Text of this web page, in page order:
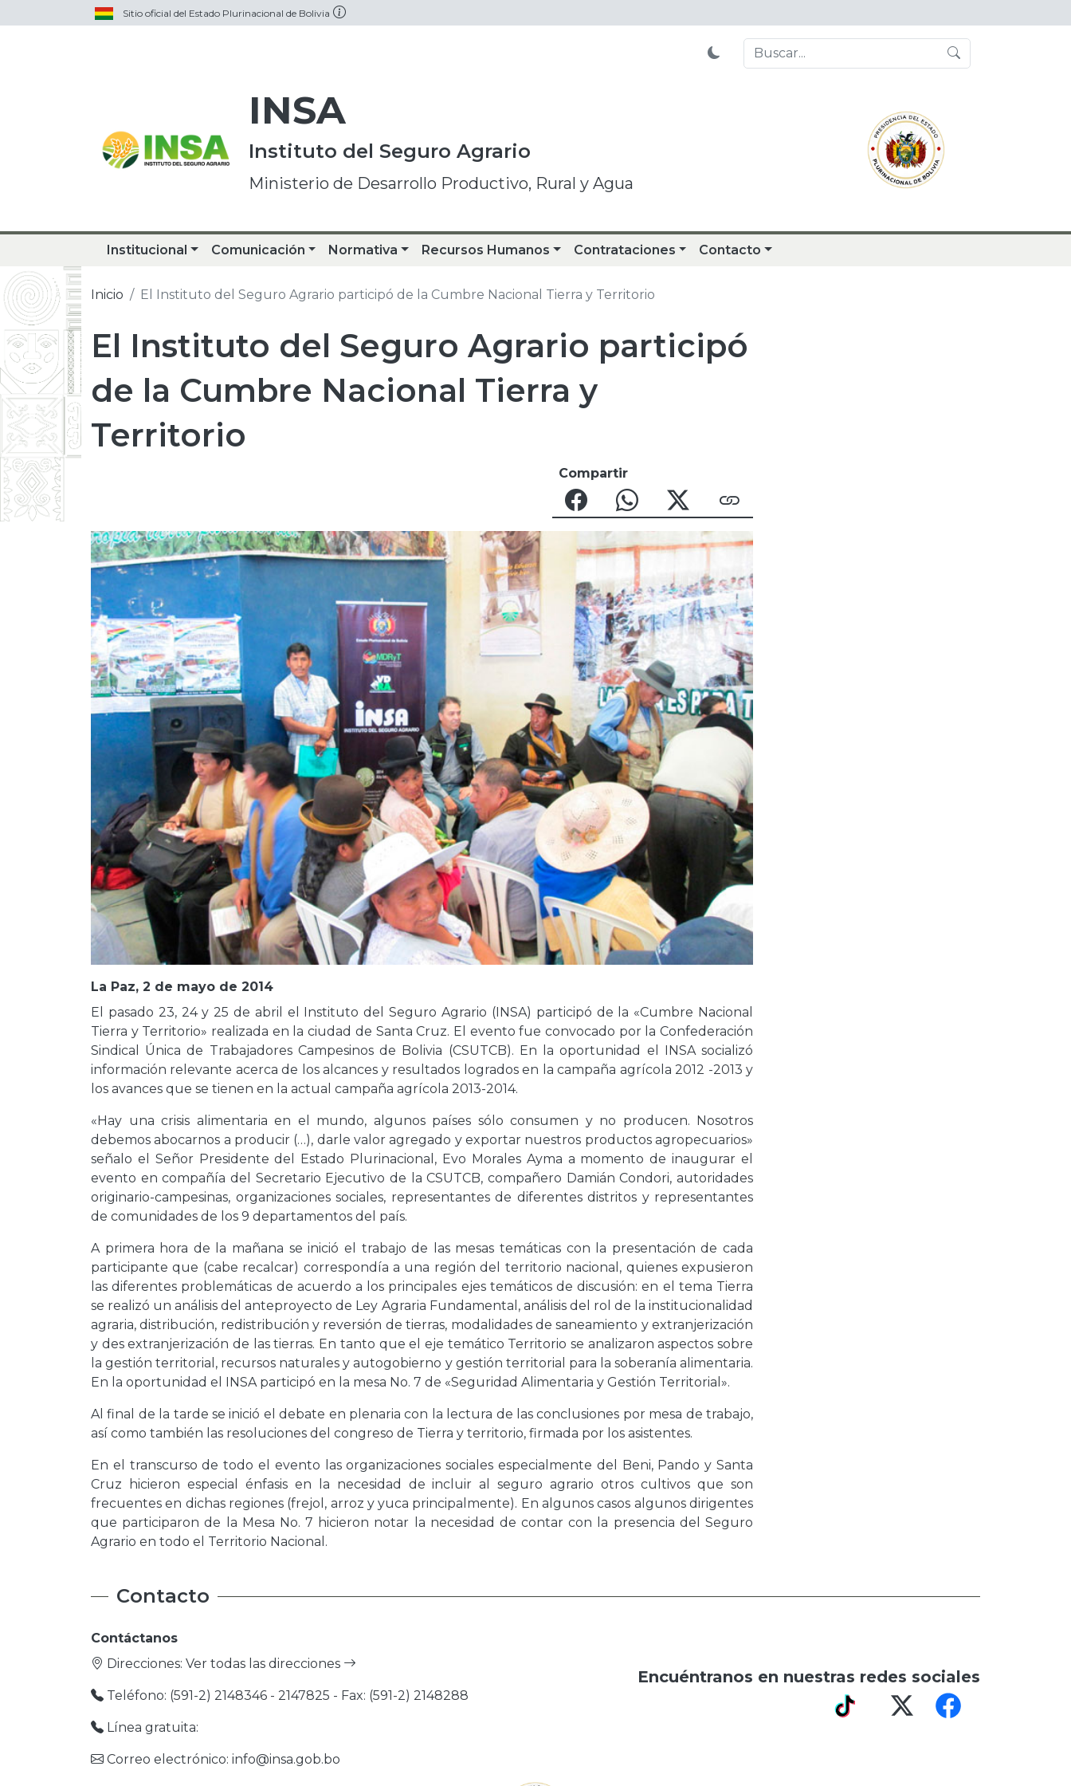
Sitio oficial del Estado Plurinacional de Bolivia
INSA
Instituto del Seguro Agrario
Ministerio de Desarrollo Productivo, Rural y Agua
Institucional Comunicación Normativa Recursos Humanos Contrataciones Contacto
Inicio El Instituto del Seguro Agrario participó de la Cumbre Nacional Tierra y Territorio
El Instituto del Seguro Agrario participó
de la Cumbre Nacional Tierra y
Territorio
Compartir
La Paz, 2 de mayo de 2014
El pasado 23, 24 y 25 de abril el Instituto del Seguro Agrario (INSA) participó de la «Cumbre Nacional
Tierra y Territorio» realizada en la ciudad de Santa Cruz. El evento fue convocado por la Confederación
Sindical Única de Trabajadores Campesinos de Bolivia (CSUTCB). En la oportunidad el INSA socializó
información relevante acerca de los alcances y resultados logrados en la campaña agrícola 2012 -2013 y
los avances que se tienen en la actual campaña agrícola 2013-2014.
«Hay una crisis alimentaria en el mundo, algunos países sólo consumen y no producen. Nosotros
debemos abocarnos a producir (…), darle valor agregado y exportar nuestros productos agropecuarios»
señalo el Señor Presidente del Estado Plurinacional, Evo Morales Ayma a momento de inaugurar el
evento en compañía del Secretario Ejecutivo de la CSUTCB, compañero Damián Condori, autoridades
originario-campesinas, organizaciones sociales, representantes de diferentes distritos y representantes
de comunidades de los 9 departamentos del país.
A primera hora de la mañana se inició el trabajo de las mesas temáticas con la presentación de cada
participante que (cabe recalcar) correspondía a una región del territorio nacional, quienes expusieron
las diferentes problemáticas de acuerdo a los principales ejes temáticos de discusión: en el tema Tierra
se realizó un análisis del anteproyecto de Ley Agraria Fundamental, análisis del rol de la institucionalidad
agraria, distribución, redistribución y reversión de tierras, modalidades de saneamiento y extranjerización
y des extranjerización de las tierras. En tanto que el eje temático Territorio se analizaron aspectos sobre
la gestión territorial, recursos naturales y autogobierno y gestión territorial para la soberanía alimentaria.
En la oportunidad el INSA participó en la mesa No. 7 de «Seguridad Alimentaria y Gestión Territorial».
Al final de la tarde se inició el debate en plenaria con la lectura de las conclusiones por mesa de trabajo,
así como también las resoluciones del congreso de Tierra y territorio, firmada por los asistentes.
En el transcurso de todo el evento las organizaciones sociales especialmente del Beni, Pando y Santa
Cruz hicieron especial énfasis en la necesidad de incluir al seguro agrario otros cultivos que son
frecuentes en dichas regiones (frejol, arroz y yuca principalmente). En algunos casos algunos dirigentes
que participaron de la Mesa No. 7 hicieron notar la necesidad de contar con la presencia del Seguro
Agrario en todo el Territorio Nacional.
Contacto
Contáctanos
Direcciones: Ver todas las direcciones
Teléfono: (591-2) 2148346 - 2147825 - Fax: (591-2) 2148288
Línea gratuita:
Correo electrónico: info@insa.gob.bo
Encuéntranos en nuestras redes sociales